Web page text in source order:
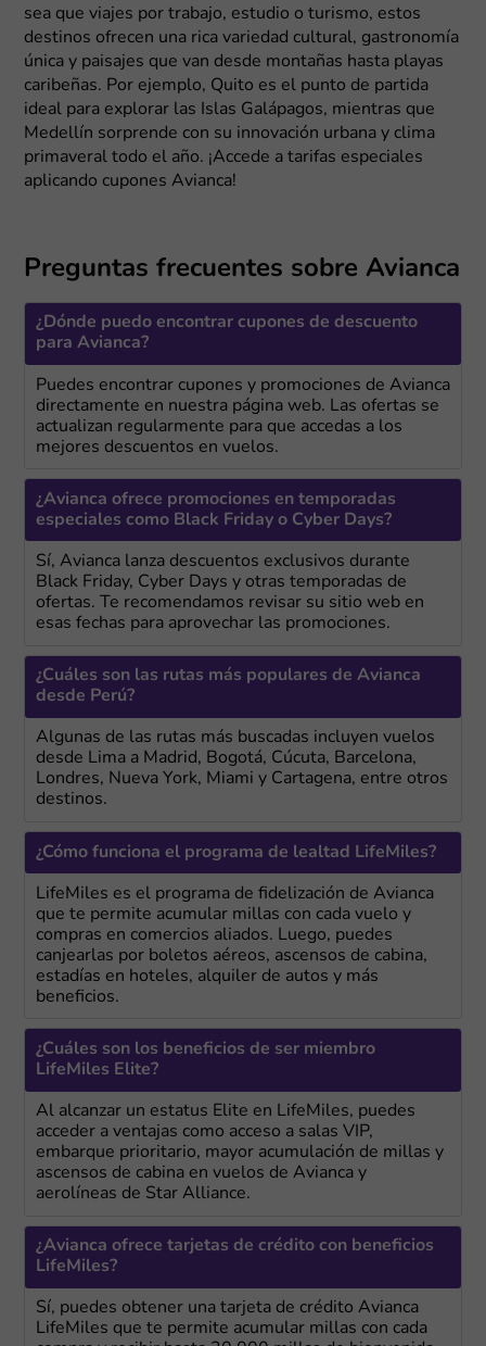
sea que viajes por trabajo, estudio o turismo, estos
destinos ofrecen una rica variedad cultural, gastronomía
única y paisajes que van desde montañas hasta playas
caribeñas. Por ejemplo, Quito es el punto de partida
ideal para explorar las Islas Galápagos, mientras que
Medellín sorprende con su innovación urbana y clima
primaveral todo el año. ¡Accede a tarifas especiales
aplicando cupones Avianca!
Preguntas frecuentes sobre Avianca
¿Dónde puedo encontrar cupones de descuento
para Avianca?
Puedes encontrar cupones y promociones de Avianca
directamente en nuestra página web. Las ofertas se
actualizan regularmente para que accedas a los
mejores descuentos en vuelos.
¿Avianca ofrece promociones en temporadas
especiales como Black Friday o Cyber Days?
Sí, Avianca lanza descuentos exclusivos durante
Black Friday, Cyber Days y otras temporadas de
ofertas. Te recomendamos revisar su sitio web en
esas fechas para aprovechar las promociones.
¿Cuáles son las rutas más populares de Avianca
desde Perú?
Algunas de las rutas más buscadas incluyen vuelos
desde Lima a Madrid, Bogotá, Cúcuta, Barcelona,
Londres, Nueva York, Miami y Cartagena, entre otros
destinos.
¿Cómo funciona el programa de lealtad LifeMiles?
LifeMiles es el programa de fidelización de Avianca
que te permite acumular millas con cada vuelo y
compras en comercios aliados. Luego, puedes
canjearlas por boletos aéreos, ascensos de cabina,
estadías en hoteles, alquiler de autos y más
beneficios.
¿Cuáles son los beneficios de ser miembro
LifeMiles Elite?
Al alcanzar un estatus Elite en LifeMiles, puedes
acceder a ventajas como acceso a salas VIP,
embarque prioritario, mayor acumulación de millas y
ascensos de cabina en vuelos de Avianca y
aerolíneas de Star Alliance.
¿Avianca ofrece tarjetas de crédito con beneficios
LifeMiles?
Sí, puedes obtener una tarjeta de crédito Avianca
LifeMiles que te permite acumular millas con cada